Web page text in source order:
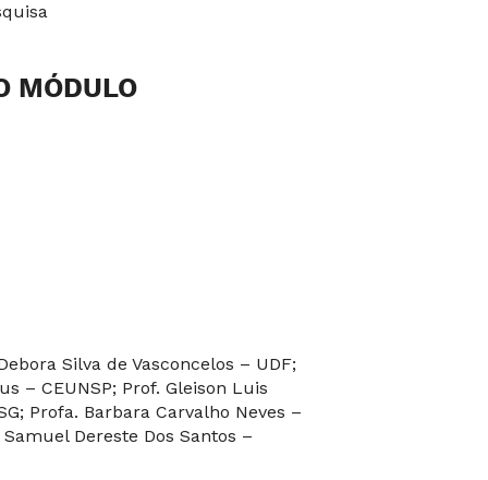
MÓDULO
Silva de Vasconcelos – UDF;
– CEUNSP; Prof. Gleison Luis
Profa. Barbara Carvalho Neves –
Dereste Dos Santos –